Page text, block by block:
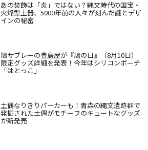
あの装飾は「炎」ではない？縄文時代の国宝・
火焔型土器、5000年前の人々が刻んだ謎とデザ
インの秘密
鳩サブレーの豊島屋が『鳩の日』（8月10日）
限定グッズ詳細を発表！今年はシリコンポーチ
「はとっこ」
土偶なりきりパーカーも！青森の縄文遺跡群で
発掘された土偶がモチーフのキュートなグッズ
が新発売